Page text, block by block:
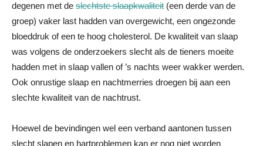
degenen met de slechtste slaapkwaliteit (een derde van de
groep) vaker last hadden van overgewicht, een ongezonde
bloeddruk of een te hoog cholesterol. De kwaliteit van slaap
was volgens de onderzoekers slecht als de tieners moeite
hadden met in slaap vallen of ’s nachts weer wakker werden.
Ook onrustige slaap en nachtmerries droegen bij aan een
slechte kwaliteit van de nachtrust.
Hoewel de bevindingen wel een verband aantonen tussen
slecht slapen en hartproblemen kan er nog niet worden